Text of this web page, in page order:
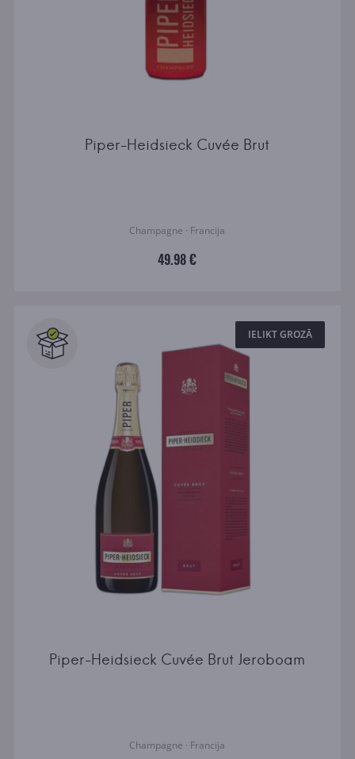
Piper-Heidsieck Cuvée Brut
Champagne · Francija
49.98 €
IELIKT GROZĀ
Piper-Heidsieck Cuvée Brut Jeroboam
Champagne · Francija